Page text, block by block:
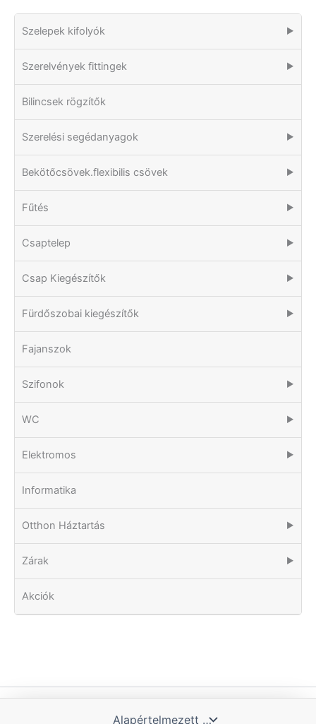
Szelepek kifolyók ▶
Szerelvények fittingek ▶
Bilincsek rögzítők
Szerelési segédanyagok ▶
Bekötőcsövek.flexibilis csövek ▶
Fűtés ▶
Csaptelep ▶
Csap Kiegészítők ▶
Fürdőszobai kiegészítők ▶
Fajanszok
Szifonok ▶
WC ▶
Elektromos ▶
Informatika
Otthon Háztartás ▶
Zárak ▶
Akciók
Copyright © 2026 Tomka Kft. | Powered by Blue Hill IT Solutions